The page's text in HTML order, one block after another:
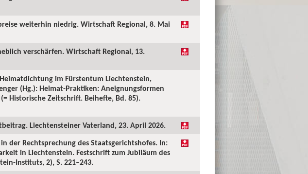
weiterhin niedrig. Wirtschaft Regional, 8. Mai
verschärfen. Wirtschaft Regional, 13.
im Fürstentum Liechtenstein,
(Hg.): Heimat-Praktiken: Aneignungsformen
Historische Zeitschrift. Beihefte, Bd. 85).
Liechtensteiner Vaterland, 23. April 2026.
der Rechtsprechung des Staatsgerichtshofes. In:
in Liechtenstein. Festschrift zum Jubiläum des
Instituts, 2), S. 221–243.